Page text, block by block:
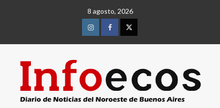
8 agosto, 2026
InstagramFacebookTwitter